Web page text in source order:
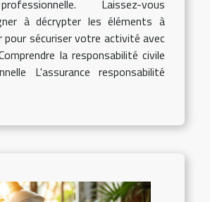
Laissez-vous
à décrypter les éléments à
pour sécuriser votre activité avec
la responsabilité civile
L'assurance responsabilité